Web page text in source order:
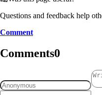
Questions and feedback help
Comment
Comments0